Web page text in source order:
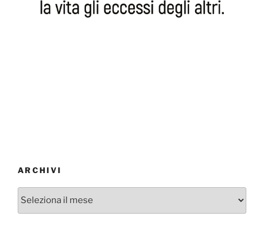
ARCHIVI
Archivi